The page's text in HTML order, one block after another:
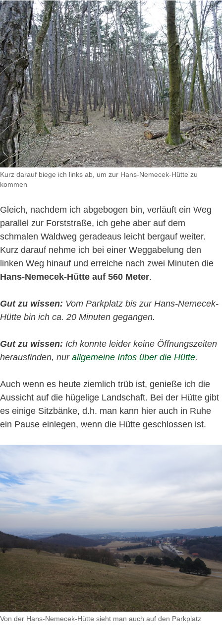
Kurz darauf biege ich links ab, um zur Hans-Nemecek-Hütte zu
kommen
Gleich, nachdem ich abgebogen bin, verläuft ein Weg
parallel zur Forststraße, ich gehe aber auf dem
schmalen Waldweg geradeaus leicht bergauf weiter.
Kurz darauf nehme ich bei einer Weggabelung den
linken Weg hinauf und erreiche nach zwei Minuten die
Hans-Nemecek-Hütte auf 560 Meter.
Gut zu wissen: Vom Parkplatz bis zur Hans-Nemecek-
Hütte bin ich ca. 20 Minuten gegangen.
Gut zu wissen: Ich konnte leider keine Öffnungszeiten
herausfinden, nur allgemeine Infos über die Hütte.
Auch wenn es heute ziemlich trüb ist, genieße ich die
Aussicht auf die hügelige Landschaft. Bei der Hütte gibt
es einige Sitzbänke, d.h. man kann hier auch in Ruhe
ein Pause einlegen, wenn die Hütte geschlossen ist.
Von der Hans-Nemecek-Hütte sieht man auch auf den Parkplatz